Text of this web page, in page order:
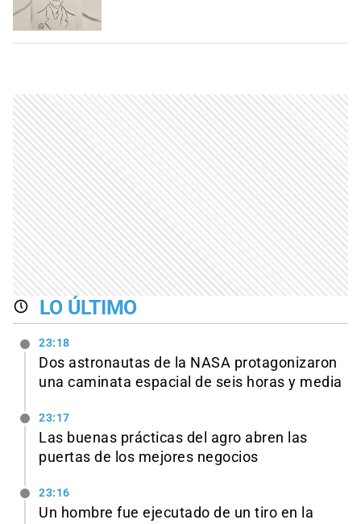
LO ÚLTIMO
23:18
Dos astronautas de la NASA protagonizaron
una caminata espacial de seis horas y media
23:17
Las buenas prácticas del agro abren las
puertas de los mejores negocios
23:16
Un hombre fue ejecutado de un tiro en la